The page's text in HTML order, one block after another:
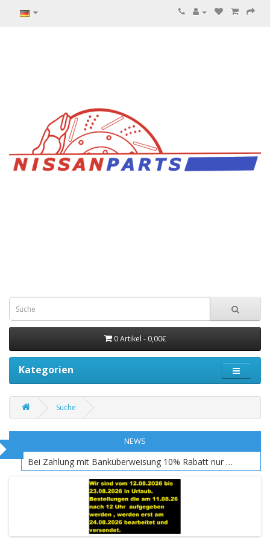
0 Artikel - 0,00€
Kategorien
Suche
NEWS
Bei Zahlung mit Banküberweisung 10% Rabatt nur EU Raum